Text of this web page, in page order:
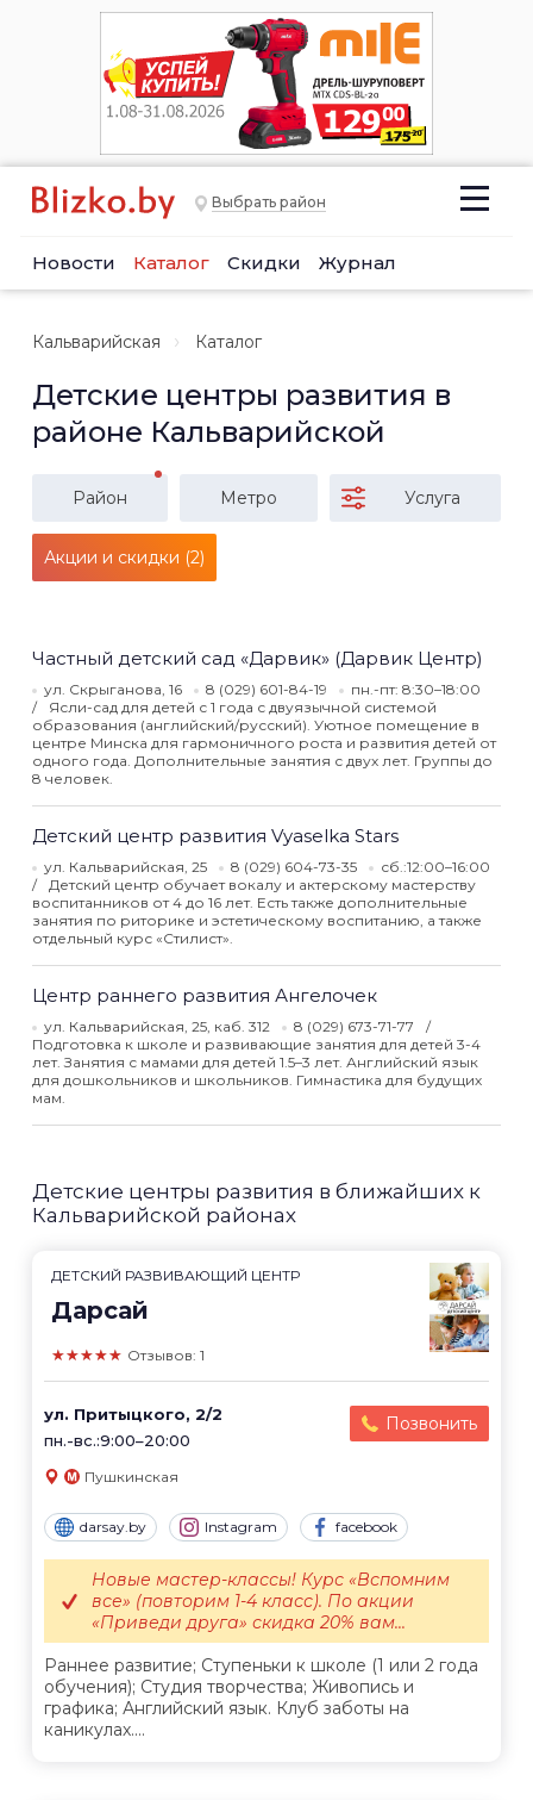
Выбрать район
Новости Каталог Скидки Журнал
Кальварийская Каталог
Детские центры развития в
районе Кальварийской
Район Метро Услуга
Акции и скидки (2)
Частный детский сад «Дарвик» (Дарвик Центр)
ул. Скрыганова, 16 8 (029) 601-84-19
пн.-пт: 8:30–18:00
Ясли-сад для детей с 1 года с двуязычной системой
образования (английский/русский). Уютное помещение в
центре Минска для гармоничного роста и развития детей от
одного года. Дополнительные занятия с двух лет. Группы до
8 человек.
Детский центр развития Vyaselka Stars
ул. Кальварийская, 25 8 (029) 604-73-35
сб.:12:00–16:00
Детский центр обучает вокалу и актерскому мастерству
воспитанников от 4 до 16 лет. Есть также дополнительные
занятия по риторике и эстетическому воспитанию, а также
отдельный курс «Стилист».
Центр раннего развития Ангелочек
ул. Кальварийская, 25, каб. 312
8 (029) 673-71-77
Подготовка к школе и развивающие занятия для детей 3-4
лет. Занятия с мамами для детей 1.5–3 лет. Английский язык
для дошкольников и школьников. Гимнастика для будущих
мам.
Детские центры развития в ближайших к
Кальварийской районах
ДЕТСКИЙ РАЗВИВАЮЩИЙ ЦЕНТР
Дарсай
★★★★★ Отзывов: 1
ул. Притыцкого, 2/2
пн.-вс.:9:00–20:00
Позвонить
Пушкинская
darsay.by Instagram facebook
Раннее развитие; Ступеньки к школе (1 или 2 года
обучения); Студия творчества; Живопись и
графика; Английский язык. Клуб заботы на
каникулах....
Новые мастер-классы! Курс «Вспомним
все» (повторим 1-4 класс). По акции
«Приведи друга» скидка 20% вам...